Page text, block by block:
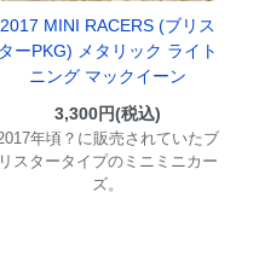
2017 MINI RACERS (ブリス
ターPKG) メタリック ライト
ニング マックイーン
3,300円(税込)
年頃？に販売されていたブ
リスタータイプのミニミニカー
ズ。